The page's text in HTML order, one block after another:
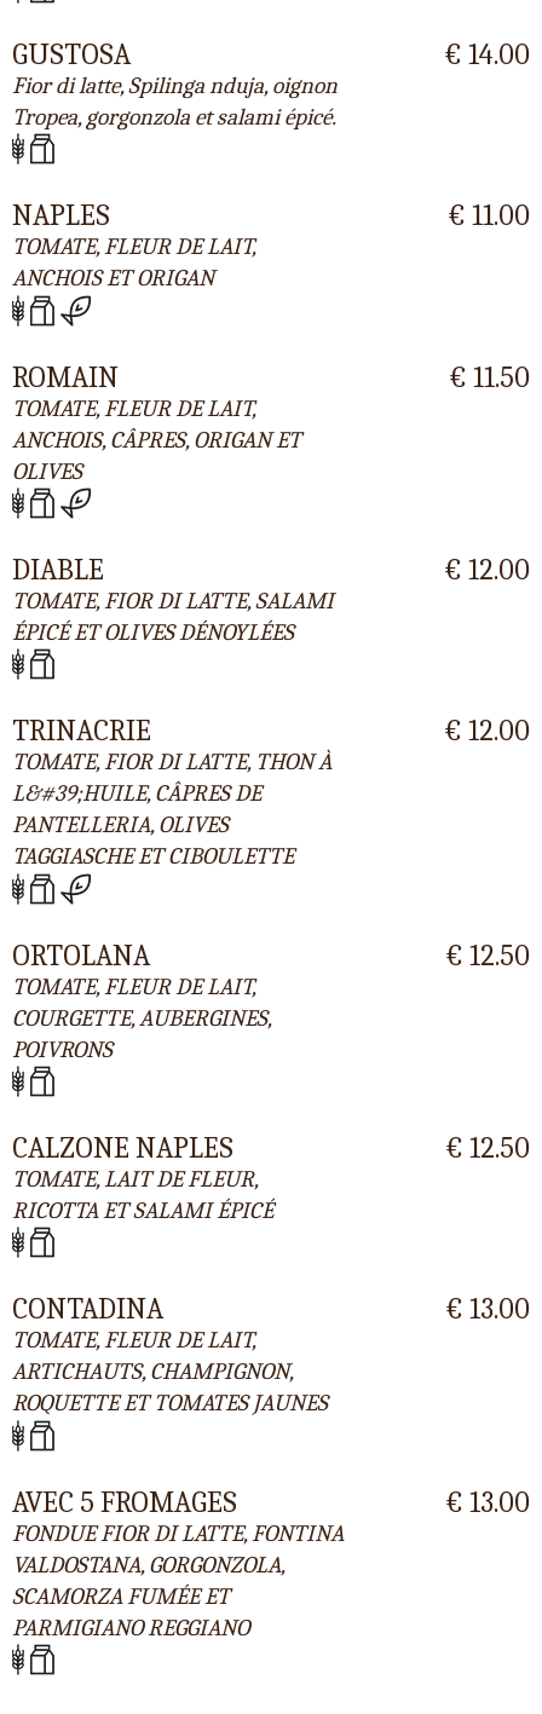
GUSTOSA
Fior di latte, Spilinga nduja, oignon
Tropea, gorgonzola et salami épicé.
€ 14.00
NAPLES
TOMATE, FLEUR DE LAIT,
ANCHOIS ET ORIGAN
€ 11.00
ROMAIN
TOMATE, FLEUR DE LAIT,
ANCHOIS, CÂPRES, ORIGAN ET
OLIVES
€ 11.50
DIABLE
TOMATE, FIOR DI LATTE, SALAMI
ÉPICÉ ET OLIVES DÉNOYLÉES
€ 12.00
TRINACRIE
TOMATE, FIOR DI LATTE, THON À
L&#39;HUILE, CÂPRES DE
PANTELLERIA, OLIVES
TAGGIASCHE ET CIBOULETTE
€ 12.00
ORTOLANA
TOMATE, FLEUR DE LAIT,
COURGETTE, AUBERGINES,
POIVRONS
€ 12.50
CALZONE NAPLES
TOMATE, LAIT DE FLEUR,
RICOTTA ET SALAMI ÉPICÉ
€ 12.50
CONTADINA
TOMATE, FLEUR DE LAIT,
ARTICHAUTS, CHAMPIGNON,
ROQUETTE ET TOMATES JAUNES
€ 13.00
AVEC 5 FROMAGES
FONDUE FIOR DI LATTE, FONTINA
VALDOSTANA, GORGONZOLA,
SCAMORZA FUMÉE ET
PARMIGIANO REGGIANO
€ 13.00